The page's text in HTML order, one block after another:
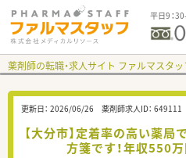
平日9：
薬剤師の転職・求人サイト ファルマスタッ
更新日： 2026/06/26 薬剤師求人ID： 649111
【大分市】定着率の高い薬
方箋です！年収550